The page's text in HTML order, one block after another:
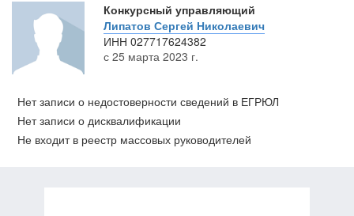
Конкурсный управляющий
Липатов Сергей Николаевич
ИНН 027717624382
с 25 марта 2023 г.
Нет записи о недостоверности сведений в ЕГРЮЛ
Нет записи о дисквалификации
Не входит в реестр массовых руководителей